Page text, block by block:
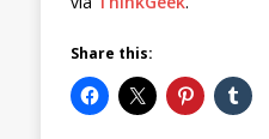
Share this: